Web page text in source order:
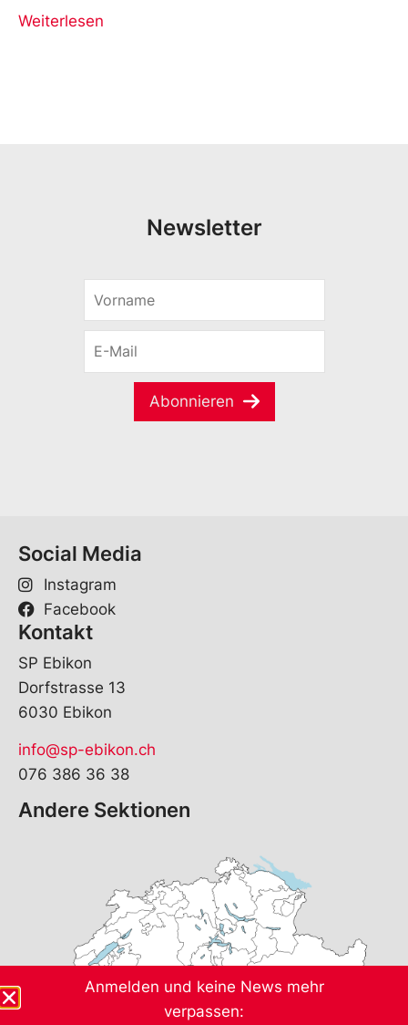
Weiterlesen
Newsletter
r
m
M
Abonnieren
Social Media
Instagram
Facebook
Kontakt
SP Ebikon
Dorfstrasse 13
6030 Ebikon
info@sp-ebikon.ch
076 386 36 38
Andere Sektionen
Anmelden und keine News mehr
verpassen: